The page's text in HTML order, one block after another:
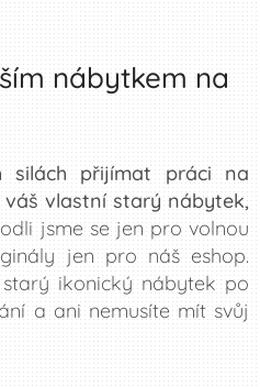
nábytkem na
silách přijímat práci na
vlastní starý nábytek,
jsme se jen pro volnou
jen pro náš eshop.
ikonický nábytek po
a ani nemusíte mít svůj